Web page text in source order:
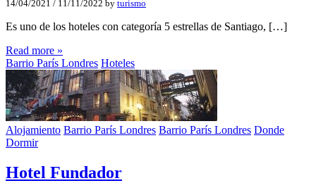
14/04/2021 / 11/11/2022 by turismo
Es uno de los hoteles con categoría 5 estrellas de Santiago, […]
Read more »
Barrio París Londres Hoteles
Alojamiento Barrio París Londres Barrio París Londres Donde
Dormir
Hotel Fundador